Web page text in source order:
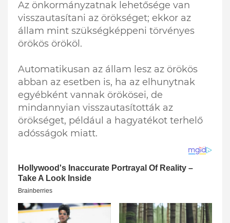
Az önkormányzatnak lehetősége van
visszautasítani az örökséget; ekkor az
állam mint szükségképpeni törvényes
örökös örököl.
Automatikusan az állam lesz az örökös
abban az esetben is, ha az elhunytnak
egyébként vannak örökösei, de
mindannyian visszautasították az
örökséget, például a hagyatékot terhelő
adósságok miatt.